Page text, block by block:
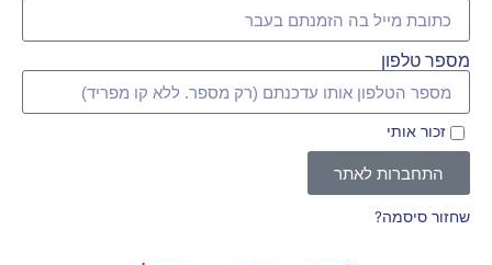
מספר טלפון
זכור אותי
התחברות לאתר
שחזור סיסמה?